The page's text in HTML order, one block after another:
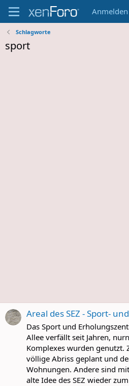
Anmelden
Schlagworte
sport
Areal des SEZ - Sport-
Das Sport und
Allee verfällt seit Jahren,
Komplexes wurden genutzt.
völlige Abriss geplant und
Wohnungen. Andere sind
alte Idee des SEZ wieder